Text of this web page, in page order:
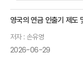
영국의 연금 인출기 제도
저자 : 손유영
2026-06-29